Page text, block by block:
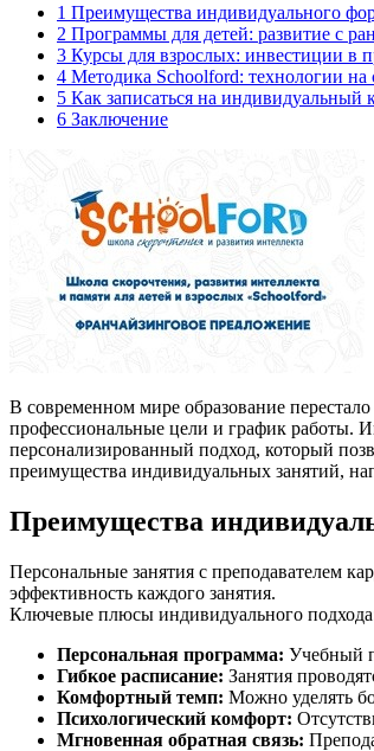
1 Преимущества индивидуального
2 Программы для детей: развитие с
3 Курсы для взрослых: инвестиции в
4 Методика Schoolford: технологии на
5 Как записаться на индивидуальный
6 Заключение
В современном мире образование
профессиональные цели и график работы.
персонализированный подход, который
преимущества индивидуальных занятий,
Преимущества
Персональные занятия с преподавателем
эффективность каждого занятия.
Ключевые плюсы индивидуального
Персональная программа: Учебный
Гибкое расписание: Занятия
Комфортный темп: Можно уделять
Психологический комфорт:
Мгновенная обратная связь: